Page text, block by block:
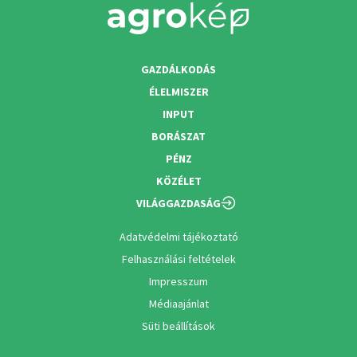
GAZDÁLKODÁS
ÉLELMISZER
INPUT
BORÁSZAT
PÉNZ
KÖZÉLET
VILÁGGAZDASÁG
Adatvédelmi tájékoztató
Felhasználási feltételek
Impresszum
Médiaajánlat
Süti beállítások